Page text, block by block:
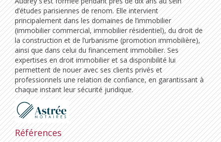
d’études parisiennes de renom. Elle intervient
principalement dans les domaines de l’immobilier
(immobilier commercial, immobilier résidentiel), du droit de
la construction et de l’urbanisme (promotion immobilière),
ainsi que dans celui du financement immobilier. Ses
expertises en droit immobilier et sa disponibilité lui
permettent de nouer avec ses clients privés et
professionnels une relation de confiance, en garantissant à
chaque instant leur sécurité juridique.
Références